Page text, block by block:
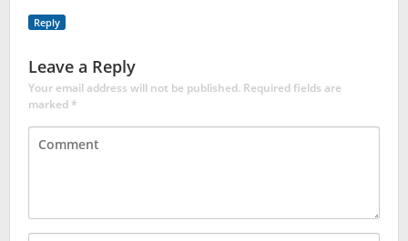
Reply
Leave a Reply
Your email address will not be published. Required fields are
marked*